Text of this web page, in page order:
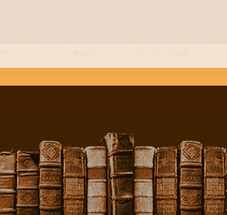
же ступени, на которой шведский и датский
. В современном исландском языке
обогатился большим количеством новых
как известно, почти не употребляются.
не в таком количестве, как в других
"кофе",sykur"сахар",tóbak"табак",tau
vír"металлическая проволока" (из
),pólitík"политика",pólitiskur"политический",
kanske"может быть",strax"тотчас",bara